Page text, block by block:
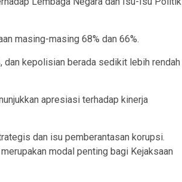
masing-masing 68% dan 66%.
dan kepolisian berada sedikit lebih rendah
apresiasi terhadap kinerja
dan isu pemberantasan korupsi.
modal penting bagi Kejaksaan